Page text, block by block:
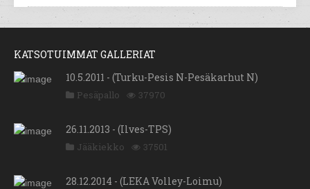
KATSOTUIMMAT GALLERIAT
10.5.2011 - (Turku-Pesis N-Pesäkarhut N)
Pesäpallo 37970
26.11.2013 - (Ilves-TPS)
Jääkiekko 37501
28.12.2014 - (LEKA Volley-Loimu)